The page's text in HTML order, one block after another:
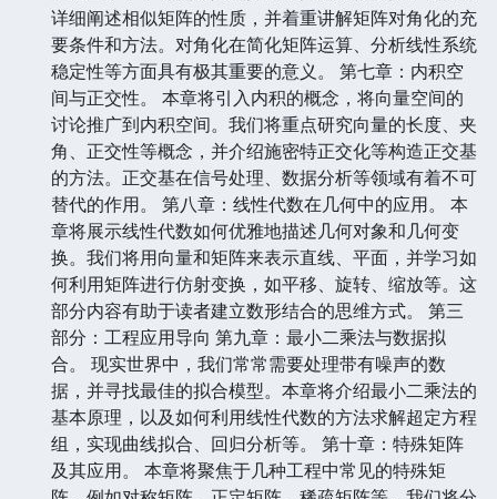
详细阐述相似矩阵的性质，并着重讲解矩阵对角化的充
要条件和方法。对角化在简化矩阵运算、分析线性系统
稳定性等方面具有极其重要的意义。 第七章：内积空
间与正交性。 本章将引入内积的概念，将向量空间的
讨论推广到内积空间。我们将重点研究向量的长度、夹
角、正交性等概念，并介绍施密特正交化等构造正交基
的方法。正交基在信号处理、数据分析等领域有着不可
替代的作用。 第八章：线性代数在几何中的应用。 本
章将展示线性代数如何优雅地描述几何对象和几何变
换。我们将用向量和矩阵来表示直线、平面，并学习如
何利用矩阵进行仿射变换，如平移、旋转、缩放等。这
部分内容有助于读者建立数形结合的思维方式。 第三
部分：工程应用导向 第九章：最小二乘法与数据拟
合。 现实世界中，我们常常需要处理带有噪声的数
据，并寻找最佳的拟合模型。本章将介绍最小二乘法的
基本原理，以及如何利用线性代数的方法求解超定方程
组，实现曲线拟合、回归分析等。 第十章：特殊矩阵
及其应用。 本章将聚焦于几种工程中常见的特殊矩